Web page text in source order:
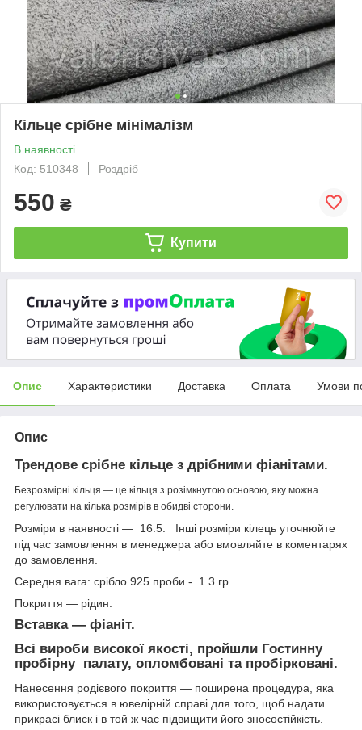
Кільце срібне мінімалізм
В наявності
Код: 510348
Роздріб
550 ₴
Купити
Опис Характеристики Доставка Оплата Умови
Опис
Трендове срібне кільце з дрібними фіанітами.
Безрозмірні кільця — це кільця з розімкнутою основою, яку можна
регулювати на кілька розмірів в обидві сторони.
Розміри в наявності — 16.5. Інші розміри кілець уточнюйте
під час замовлення в менеджера або вмовляйте в коментарях
до замовлення.
Середня вага: срібло 925 проби - 1.3 гр.
Покриття — рідин.
Вставка — фіаніт.
Всі вироби високої якості, пройшли Гостинну
пробірну палату, опломбовані та пробірковані.
Нанесення родієвого покриття — поширена процедура, яка
використовується в ювелірній справі для того, щоб надати
прикрасі блиск і в той ж час підвищити його зносостійкість.